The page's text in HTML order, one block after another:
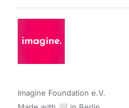
Imagine Foundation e.V.